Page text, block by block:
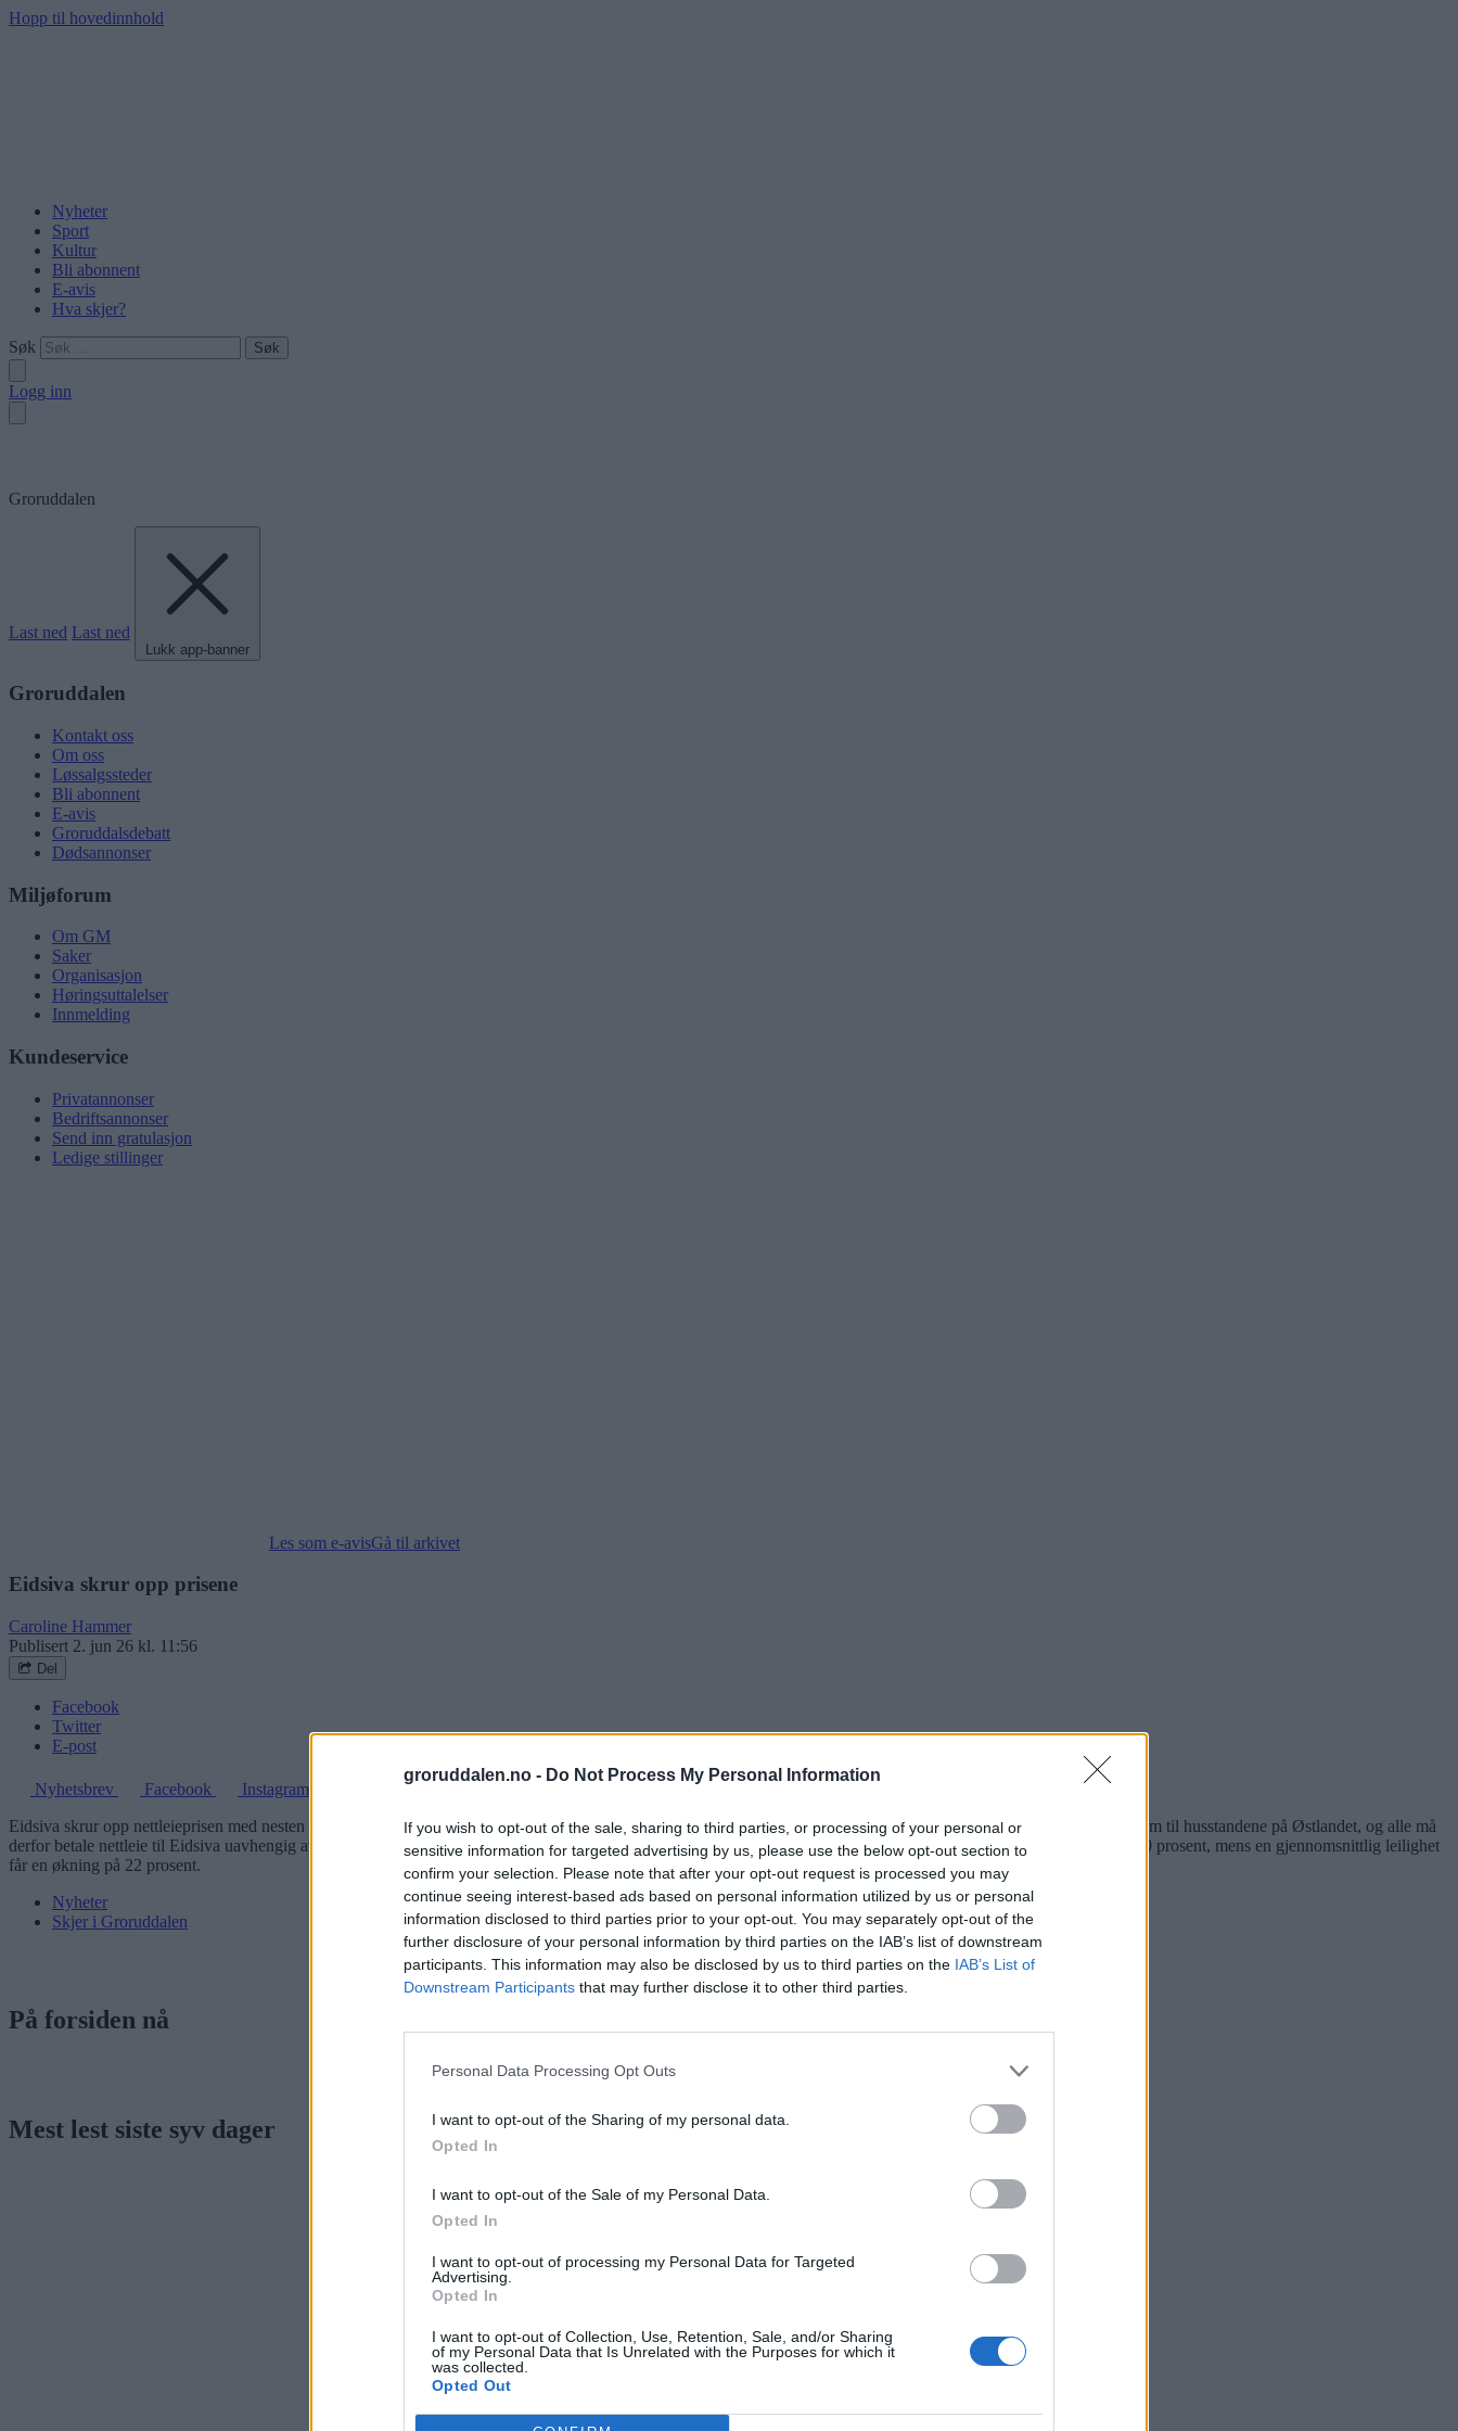
groruddalen.no - Do Not Process My Personal Information
If you wish to opt-out of the sale, sharing to third parties, or processing of your personal or
sensitive information for targeted advertising by us, please use the below opt-out section to
confirm your selection. Please note that after your opt-out request is processed you may
continue seeing interest-based ads based on personal information utilized by us or personal
information disclosed to third parties prior to your opt-out. You may separately opt-out of the
further disclosure of your personal information by third parties on the IAB’s list of downstream
participants. This information may also be disclosed by us to third parties on the IAB’s List of
Downstream Participants that may further disclose it to other third parties.
Personal Data Processing Opt Outs
I want to opt-out of the Sharing of my personal data.
Opted In
I want to opt-out of the Sale of my Personal Data.
Opted In
I want to opt-out of processing my Personal Data for Targeted
Advertising.
Opted In
I want to opt-out of Collection, Use, Retention, Sale, and/or Sharing
of my Personal Data that Is Unrelated with the Purposes for which it
was collected.
Opted Out
Hopp til hovedinnhold
Nyheter
Sport
Kultur
Bli abonnent
E-avis
Hva skjer?
Søk
Logg inn
Groruddalen
Last ned Last ned
Lukk app-banner
Groruddalen
Kontakt oss
Om oss
Løssalgssteder
Bli abonnent
E-avis
Groruddalsdebatt
Dødsannonser
Miljøforum
Om GM
Saker
Organisasjon
Høringsuttalelser
Innmelding
Kundeservice
Privatannonser
Bedriftsannonser
Send inn gratulasjon
Ledige stillinger
Les som e-avisGå til arkivet
Eidsiva skrur opp prisene
Caroline Hammer
Publisert 2. jun 26 kl. 11:56
Del
Facebook
Twitter
E-post
Nyhetsbrev Facebook
Instagram
Eidsiva skrur opp nettleieprisen med nesten 30 prosent fra 1. juli. De peker på lavere inntekter og høyere kostnader som årsak. Eidsiva er ansvarlige for levering av strøm til husstandene på Østlandet, og alle må
derfor betale nettleie til Eidsiva uavhengig av strømleverandør. Det er de største boligene som får den største økningen. En gjennomsnittlig enebolig får en økning på 30 prosent, mens en gjennomsnittlig leilighet
får en økning på 22 prosent.
Nyheter
Skjer i Groruddalen
På forsiden nå
Mest lest siste syv dager